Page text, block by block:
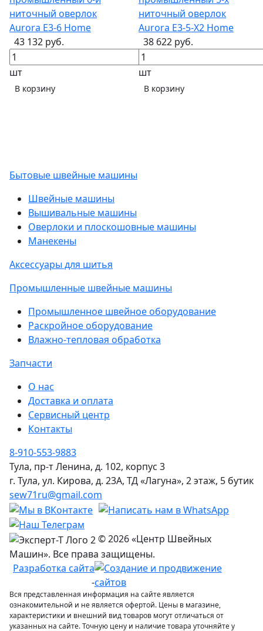
ниточный оверлок
Aurora E3-6 Home
43 132 руб.
шт
В корзину
ниточный оверлок
Aurora E3-5-X2 Home
38 622 руб.
шт
В корзину
Бытовые швейные машины
Швейные машины
Вышивальные машины
Оверлоки и плоскошовные машины
Манекены
Аксессуары для шитья
Промышленные швейные машины
Промышленное швейное оборудование
Раскройное оборудование
Влажно-тепловая обработка
Запчасти
О нас
Доставка и оплата
Сервисный центр
Контакты
8-910-553-9883
Тула, пр-т Ленина, д. 102, корпус 3
г. Тула, ул. Кирова, д. 23А, ТД «Лагуна», 2 этаж, 5 бутик
sew71ru@gmail.com
© 2026 «Центр Швейных
Машин». Все права защищены.
Разработка сайта
-
Вся представленная информация на сайте является
ознакомительной и не является офертой. Цены в магазине,
характеристики и внешний вид товаров могут отличаться от
указанных на сайте. Точную цену и наличие товара уточняйте у